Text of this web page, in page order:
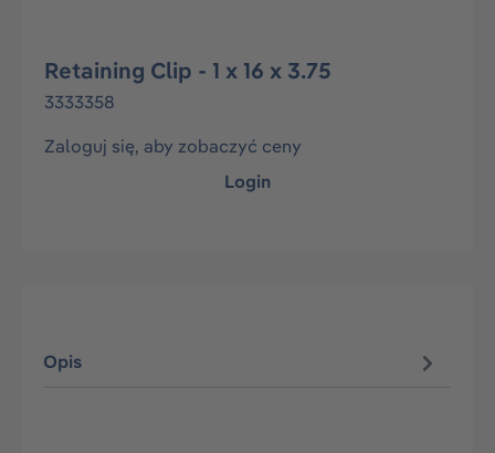
Retaining Clip - 1 x 16 x 3.75
3333358
Zaloguj się, aby zobaczyć ceny
Login
Opis